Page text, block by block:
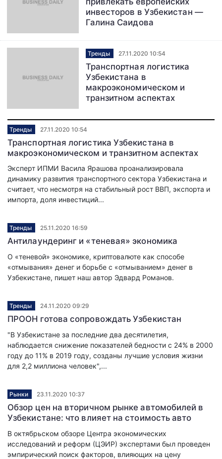
инвесторов в Узбекистан —
Галина Саидова
Тренды 27.11.2020 10:54
Транспортная логистика
Узбекистана в
макроэкономическом и
транзитном аспектах
Тренды 27.11.2020 10:54
Транспортная логистика Узбекистана в
макроэкономическом и транзитном аспектах
Эксперт ИПМИ Васила Ярашова проанализировала
динамику развития транспортного сектора Узбекистана и
считает, что несмотря на стабильный рост ВВП, экспорта и
импорта, доля инвестиций...
Тренды 25.11.2020 16:59
Антилаундеринг и «теневая» экономика
О «теневой» экономике, криптовалюте как способе
«отмывания» денег и борьбе с «отмыванием» денег в
Узбекистане, пишет наш автор Эдвард Романов.
Тренды 24.11.2020 09:29
ПРООН готова сопровождать Узбекистан
"В Узбекистане за последние два десятилетия,
наблюдается снижение показателей бедности с 24% в 2000
году до 11% в 2019 году, созданы лучшие условия жизни
для 2,2 миллиона человек",...
Рынки 23.11.2020 10:37
Обзор цен на вторичном рынке автомобилей в
Узбекистане: что влияет на стоимость авто
В октябрьском обзоре Центра экономических
исследований и реформ (ЦЭИР) экспертами был проведен
эмпирический поиск факторов, влияющих на цену